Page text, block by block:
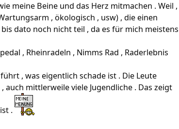
meine Beine und das Herz mitmachen . Weil ,
, ökologisch , usw) , die einen
dato noch nicht teil , da es für mich meistens
, Rheinradeln , Nimms Rad , Raderlebnis
, was eigentlich schade ist . Die Leute
mittlerweile viele Jugendliche . Das zeigt
.